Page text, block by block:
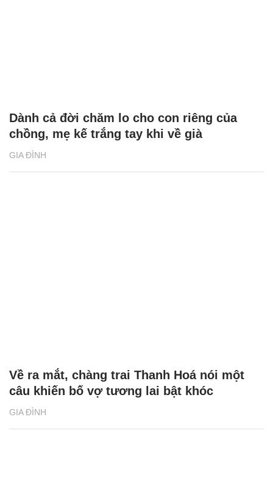
GIA ĐÌNH
Dành cả đời chăm lo cho con riêng của
chồng, mẹ kế trắng tay khi về già
GIA ĐÌNH
Về ra mắt, chàng trai Thanh Hoá nói một
câu khiến bố vợ tương lai bật khóc